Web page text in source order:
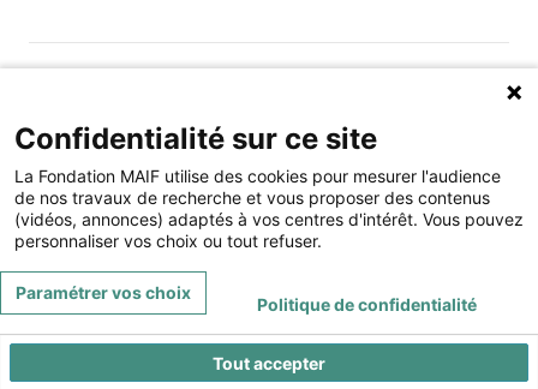
Fondation MAIF
275 rue du Stade, 79180 CHAURAY
Téléphone : 05.49.73.87.04
Contact Mentions légales
Confidentialité sur ce site
La Fondation MAIF utilise des cookies pour mesurer l'audience
de nos travaux de recherche et vous proposer des contenus
(vidéos, annonces) adaptés à vos centres d'intérêt. Vous pouvez
personnaliser vos choix ou tout refuser.
Tout accepter
Paramétrer vos choix
Politique de confidentialité